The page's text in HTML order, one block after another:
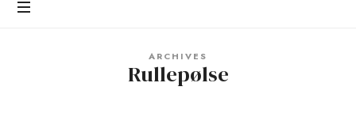
ARCHIVES
Rullepølse